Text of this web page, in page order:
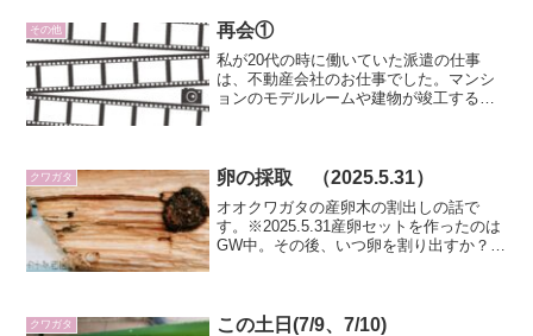
車を組んだものをチーム...
その他 再会①
私が20代の時に働いていた派遣の仕事
は、不動産会社のお仕事でした。マンシ
ョンのモデルルームや建物が竣工すると
件のアルバムが何百冊と並び...
クワガタ 卵の採取 （2025.5.31）
オオクワガタの産卵木の割出しの話で
す。※2025.5.31産卵セットを作ったのは
GW中。その後、いつ卵を割り出すか？本
忙しいです。5...
クワガタ この土日(7/9、7/10)